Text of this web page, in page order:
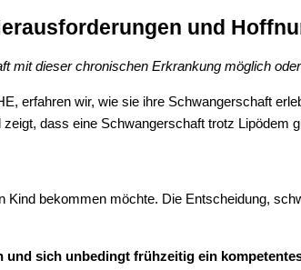
und
mit dieser chronischen Erkrankung möglich
erfahren wir, wie sie ihre Schwangerschaft
dass eine Schwangerschaft trotz Lipödem
bekommen möchte. Die Entscheidung,
sich unbedingt frühzeitig ein